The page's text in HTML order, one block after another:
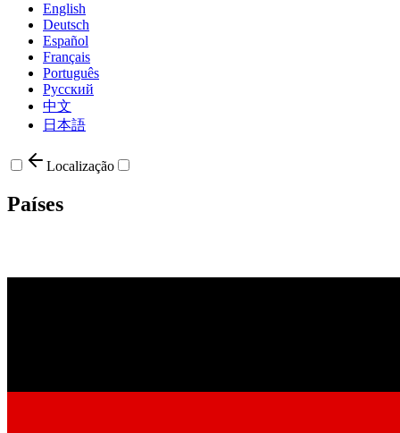
English
Deutsch
Español
Français
Português
Русский
中文
日本語
Localização
Países